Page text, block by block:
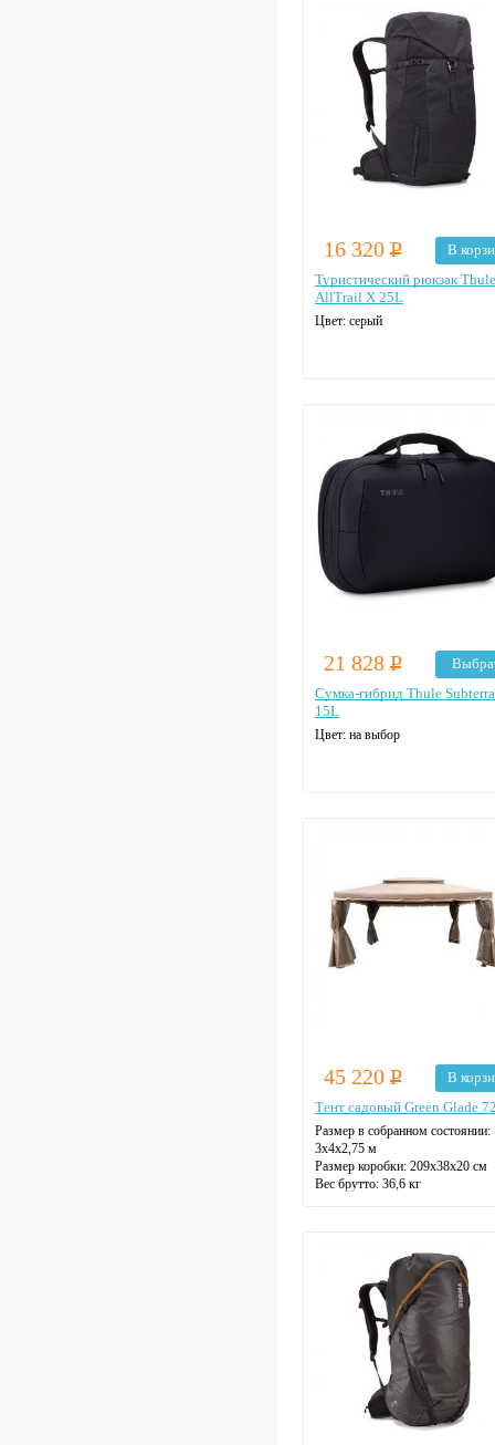
16 320 Р
В
Туристический рюкзак Thule
AllTrail X 25L
Цвет: серый
21 828 Р
Сумка-гибрид Thule
15L
Цвет: на выбор
45 220 Р
В
Тент садовый Green Glade
Размер в собранном состоянии:
3х4х2,75 м
Размер коробки: 209х38х20 см
Вес брутто: 36,6 кг